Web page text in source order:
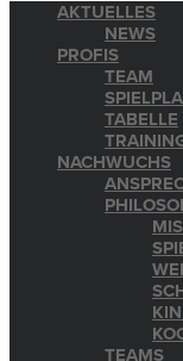
AKTUELLES
NEWS
PROFIS
TEAM
TABELLE
NACHWUCHS
TEAMS